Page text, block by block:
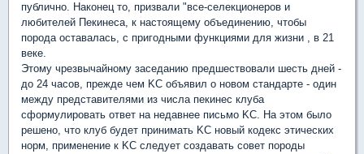
публично. Наконец то, призвали "все-селекционеров и
любителей Пекинеса, к настоящему объединению, чтобы
порода оставалась, с пригодными функциями для жизни , в 21
веке.
Этому чрезвычайному заседанию предшествовали шесть дней -
до 24 часов, прежде чем KC объявил о новом стандарте - один
между представителями из числа пекинес клуба
сформулировать ответ на недавнее письмо KC. На этом было
решено, что клуб будет принимать KC новый кодекс этических
норм, применение к KC следует создавать совет породы